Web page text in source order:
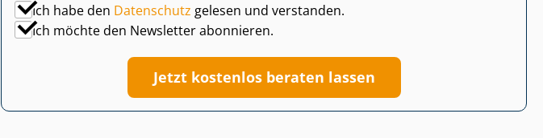
Ich habe den Datenschutz gelesen und verstanden.
Ich möchte den Newsletter abonnieren.
Jetzt kostenlos beraten lassen